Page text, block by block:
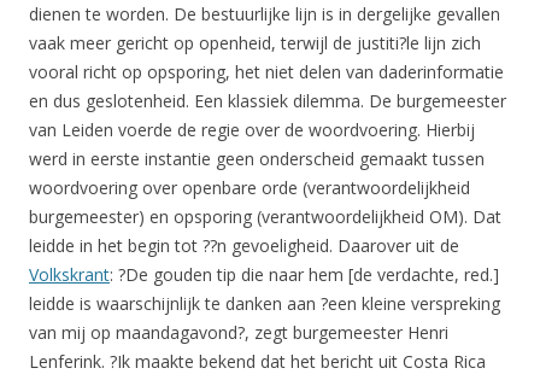
dienen te worden. De bestuurlijke lijn is in dergelijke gevallen
vaak meer gericht op openheid, terwijl de justiti?le lijn zich
vooral richt op opsporing, het niet delen van daderinformatie
en dus geslotenheid. Een klassiek dilemma. De burgemeester
van Leiden voerde de regie over de woordvoering. Hierbij
werd in eerste instantie geen onderscheid gemaakt tussen
woordvoering over openbare orde (verantwoordelijkheid
burgemeester) en opsporing (verantwoordelijkheid OM). Dat
leidde in het begin tot ??n gevoeligheid. Daarover uit de
Volkskrant: ?De gouden tip die naar hem [de verdachte, red.]
leidde is waarschijnlijk te danken aan ?een kleine verspreking
van mij op maandagavond?, zegt burgemeester Henri
Lenferink. ?Ik maakte bekend dat het bericht uit Costa Rica